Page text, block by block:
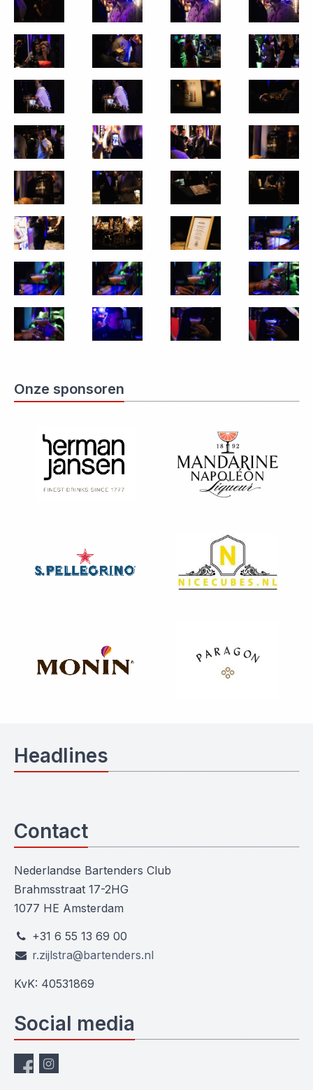
Onze sponsoren
Headlines
Contact
Nederlandse Bartenders Club
Brahmsstraat 17-2HG
1077 HE Amsterdam
+31 6 55 13 69 00
r.zijlstra@bartenders.nl
KvK: 40531869
Social media